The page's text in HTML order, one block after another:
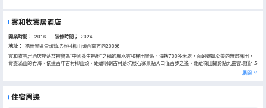
雲和牧雲居酒店
開業時間： 2016 装修時間； 2024
地址：
梯田景區崇頭鎮坑根村柳山頭西南方向200米
雲和牧雲居酒店座落於被譽為“中國養生福地”之稱的麗水雲和梯田景區，海拔700多米處，面朝蜿蜒柔美的無盡梯田，
背靠滿山的竹海，依連百年古村柳山頭，距離明朝古村落坑根石寨景點入口僅百步之遙，距離梯田攝影點九曲雲環僅1.5
此地氣温涼爽濕潤，是您休閒度假的優選。俯視梯田，眺望遠山，盡享雲和美之精妙。 酒店風格洋溢着簡約樸實的氣
悵與苦悶來自心緒，將單純與快樂用心詮釋。
展開
住宿周邊